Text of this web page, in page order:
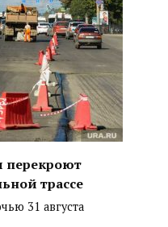
перекроют
трассе
31 августа